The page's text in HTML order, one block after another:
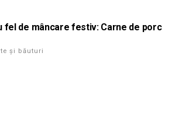
fel de mâncare festiv: Carne de porc
și băuturi